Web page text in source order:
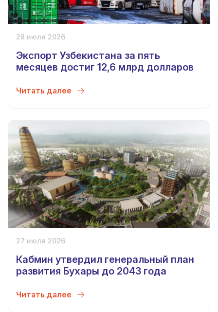
28 июля 2026
Экспорт Узбекистана за пять
месяцев достиг 12,6 млрд долларов
Читать далее
27 июля 2026
Кабмин утвердил генеральный план
развития Бухары до 2043 года
Читать далее